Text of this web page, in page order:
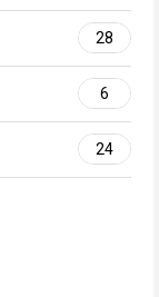
28
6
24